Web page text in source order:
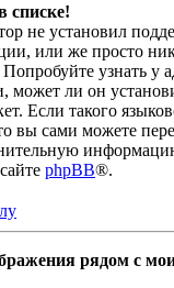
списке!
не установил
или же просто
узнать у
может ли он
Если такого
вы сами можете
phpBB®.
рядом с